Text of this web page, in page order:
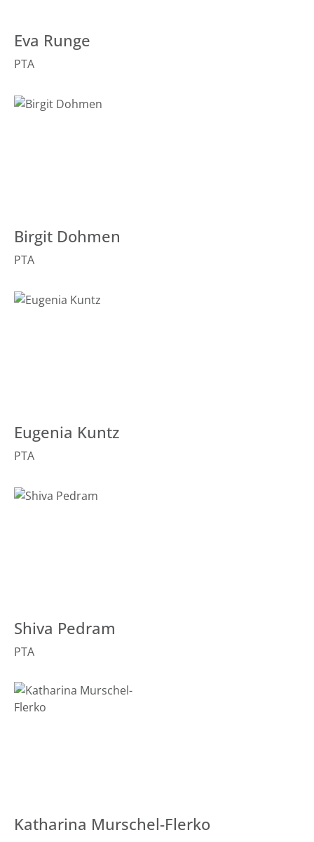
Eva Runge
PTA
Birgit Dohmen
PTA
Eugenia Kuntz
PTA
Shiva Pedram
PTA
Katharina Murschel-Flerko